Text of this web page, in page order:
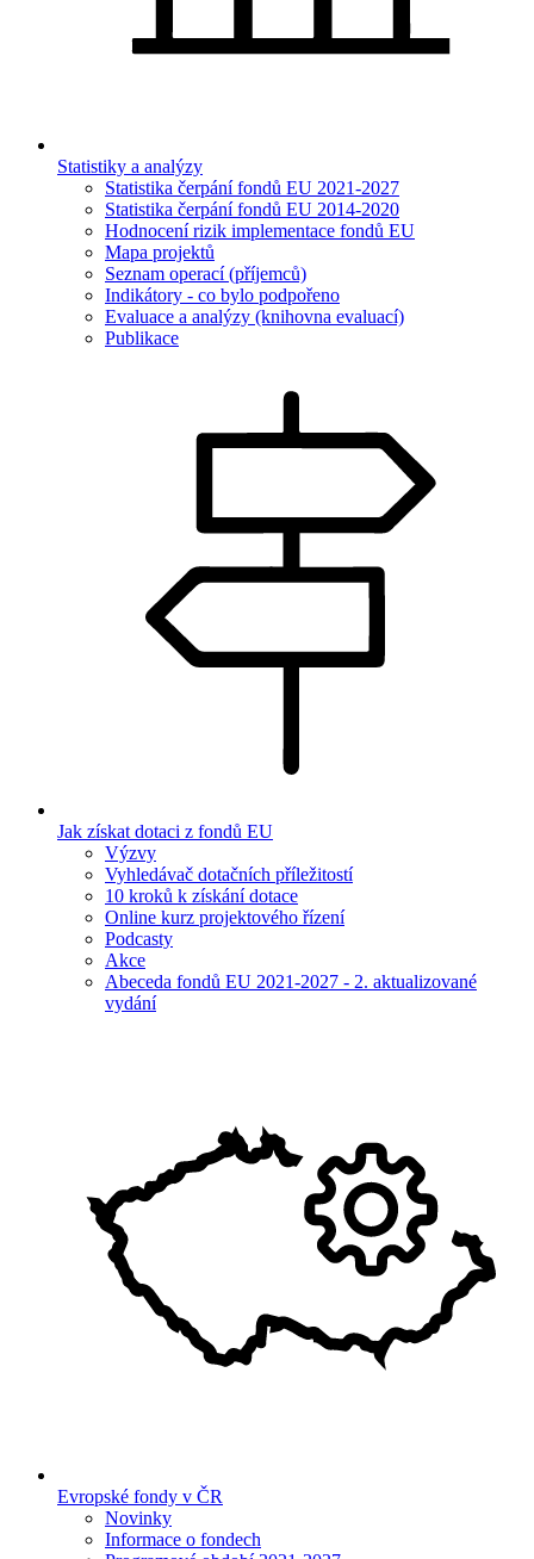
Statistiky a analýzy
Statistika čerpání fondů EU 2021-2027
Statistika čerpání fondů EU 2014-2020
Hodnocení rizik implementace fondů EU
Mapa projektů
Seznam operací (příjemců)
Indikátory - co bylo podpořeno
Evaluace a analýzy (knihovna evaluací)
Publikace
Jak získat dotaci z fondů EU
Výzvy
Vyhledávač dotačních příležitostí
10 kroků k získání dotace
Online kurz projektového řízení
Podcasty
Akce
Abeceda fondů EU 2021-2027 - 2. aktualizované
vydání
Evropské fondy v ČR
Novinky
Informace o fondech